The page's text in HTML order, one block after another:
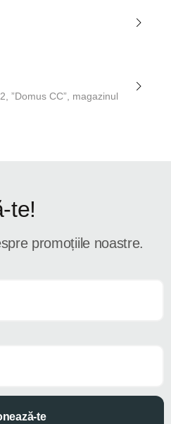
”Domus CC”, magazinul
te!
promoțiile noastre.
te